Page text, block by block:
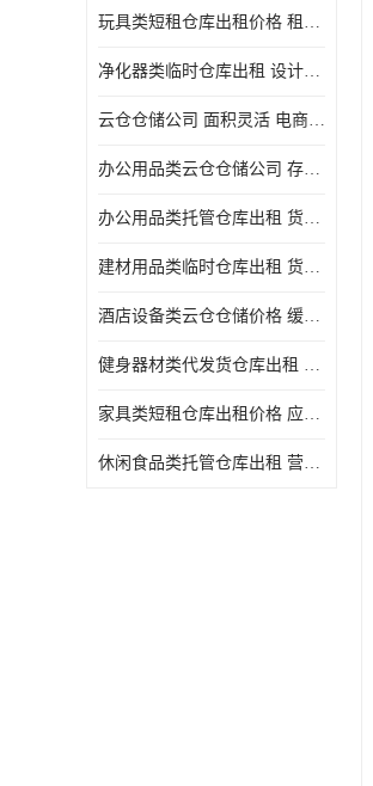
玩具类短租仓库出租价格 租期灵活 智能电商配套
净化器类临时仓库出租 设计简单 电商仓储物流战略合作
云仓仓储公司 面积灵活 电商仓储物流战略合作
办公用品类云仓仓储公司 存货周转很快 电商仓储物流战略整合
办公用品类托管仓库出租 货物装卸方便 电商仓储物流战略合作
建材用品类临时仓库出租 货物装卸方便 仓储供应链配套
酒店设备类云仓仓储价格 缓解企业储存压力 智能电商配套
健身器材类代发货仓库出租 租期灵活 新媒体平台配套
家具类短租仓库出租价格 应用广泛 智能电商配套
休闲食品类托管仓库出租 营造良好环境氛围 垂直电商配套